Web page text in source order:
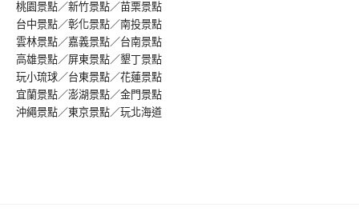
桃園景點／新竹景點／苗栗景點
台中景點／彰化景點／南投景點
雲林景點／嘉義景點／台南景點
高雄景點／屏東景點／墾丁景點
玩小琉球／台東景點／花蓮景點
宜蘭景點／澎湖景點／金門景點
沖繩景點／東京景點／玩北海道